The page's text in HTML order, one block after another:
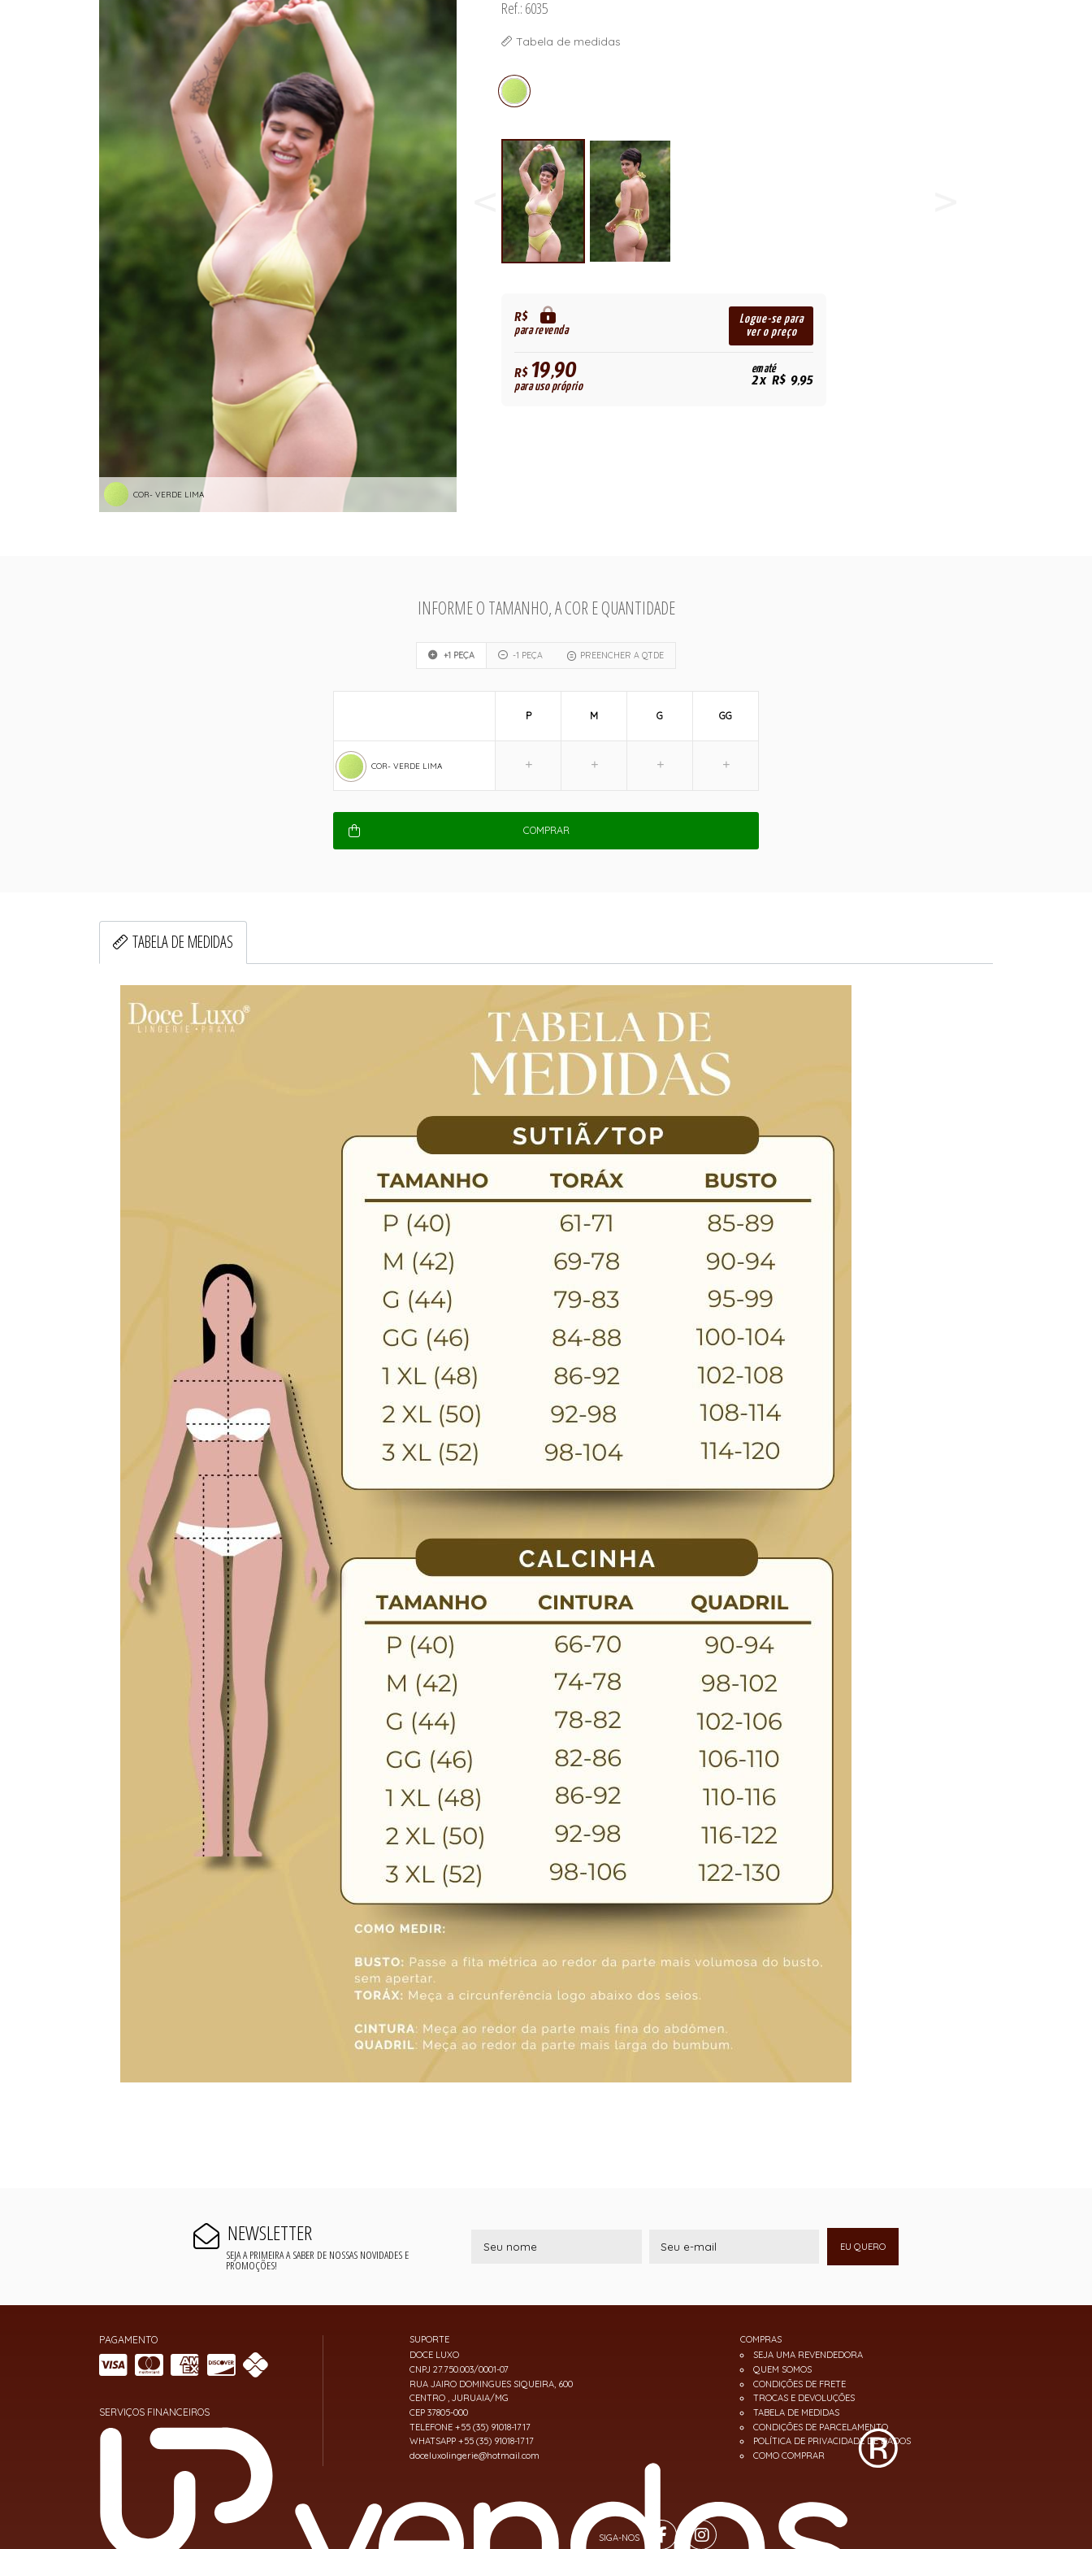
SAÍDA DE PRAIA
SOUTIEN
COR- VERDE LIMA
Ref.: 6035
Tabela de medidas
R$
para revenda
Logue-se para
ver o preço
R$19,90
para uso próprio
em até
2x R$ 9,95
INFORME O TAMANHO, A COR E QUANTIDADE
+1 PEÇA -1 PEÇA PREENCHER A QTDE
COR- VERDE LIMA
P M G GG
COMPRAR
TABELA DE MEDIDAS
NEWSLETTER
SEJA A PRIMEIRA A SABER DE NOSSAS NOVIDADES E
PROMOÇÕES!
EU QUERO
PAGAMENTO
SERVIÇOS FINANCEIROS
SUPORTE
DOCE LUXO
CNPJ 27.750.003/0001-07
RUA JAIRO DOMINGUES SIQUEIRA, 600
CENTRO , JURUAIA/MG
CEP 37805-000
TELEFONE +55 (35) 91018-1717
WHATSAPP +55 (35) 91018-1717
doceluxolingerie@hotmail.com
COMPRAS
SEJA UMA REVENDEDORA
QUEM SOMOS
CONDIÇÕES DE FRETE
TROCAS E DEVOLUÇÕES
TABELA DE MEDIDAS
CONDIÇÕES DE PARCELAMENTO
POLÍTICA DE PRIVACIDADE DE DADOS
COMO COMPRAR